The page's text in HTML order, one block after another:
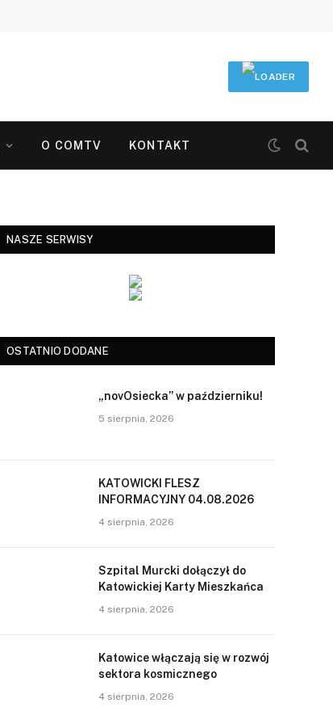
O COMTV KONTAKT
NASZE SERWISY
OSTATNIO DODANE
„novOsiecka” w październiku!
5 sierpnia, 2026
KATOWICKI FLESZ
INFORMACYJNY 04.08.2026
4 sierpnia, 2026
Szpital Murcki dołączył do
Katowickiej Karty Mieszkańca
4 sierpnia, 2026
Katowice włączają się w rozwój
sektora kosmicznego
4 sierpnia, 2026